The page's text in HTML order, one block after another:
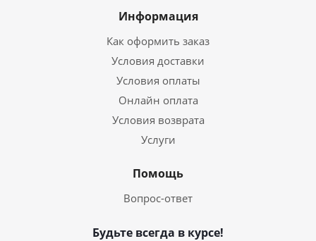
Информация
Как оформить заказ
Условия доставки
Условия оплаты
Онлайн оплата
Условия возврата
Услуги
Помощь
Вопрос-ответ
Будьте всегда в курсе!